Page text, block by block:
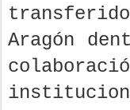
Aragón